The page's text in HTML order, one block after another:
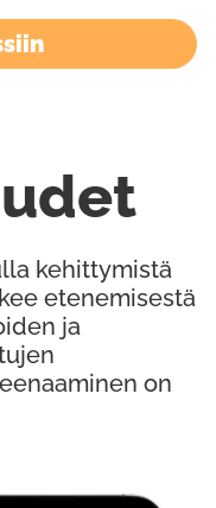
kehittymistä
etenemisestä
ja
on